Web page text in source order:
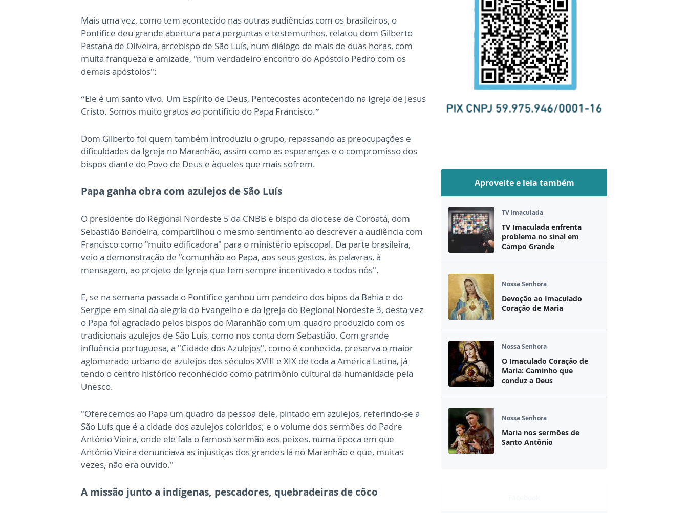
Mais uma vez, como tem acontecido nas outras audiências com os brasileiros, o
Pontífice deu grande abertura para perguntas e testemunhos, relatou dom Gilberto
Pastana de Oliveira, arcebispo de São Luís, num diálogo de mais de duas horas, com
muita franqueza e amizade, "num verdadeiro encontro do Apóstolo Pedro com os
demais apóstolos":
“Ele é um santo vivo. Um Espírito de Deus, Pentecostes acontecendo na Igreja de Jesus
Cristo. Somos muito gratos ao pontifício do Papa Francisco.”
Dom Gilberto foi quem também introduziu o grupo, repassando as preocupações e
dificuldades da Igreja no Maranhão, assim como as esperanças e o compromisso dos
bispos diante do Povo de Deus e àqueles que mais sofrem.
Papa ganha obra com azulejos de São Luís
O presidente do Regional Nordeste 5 da CNBB e bispo da diocese de Coroatá, dom
Sebastião Bandeira, compartilhou o mesmo sentimento ao descrever a audiência com
Francisco como "muito edificadora" para o ministério episcopal. Da parte brasileira,
veio a demonstração de "comunhão ao Papa, aos seus gestos, às palavras, à
mensagem, ao projeto de Igreja que tem sempre incentivado a todos nós".
E, se na semana passada o Pontífice ganhou um pandeiro dos bipos da Bahia e do
Sergipe em sinal da alegria do Evangelho e da Igreja do Regional Nordeste 3, desta vez
o Papa foi agraciado pelos bispos do Maranhão com um quadro produzido com os
tradicionais azulejos de São Luís, como nos conta dom Sebastião. Com grande
influência portuguesa, a "Cidade dos Azulejos", como é conhecida, preserva o maior
aglomerado urbano de azulejos dos séculos XVIII e XIX de toda a América Latina, já
tendo o centro histórico reconhecido como patrimônio cultural da humanidade pela
Unesco.
"Oferecemos ao Papa um quadro da pessoa dele, pintado em azulejos, referindo-se a
São Luís que é a cidade dos azulejos coloridos; e o volume dos sermões do Padre
António Vieira, onde ele fala o famoso sermão aos peixes, numa época em que
António Vieira denunciava as injustiças dos grandes lá no Maranhão e que, muitas
vezes, não era ouvido."
A missão junto a indígenas, pescadores, quebradeiras de côco
Aproveite e leia também
TV Imaculada
TV Imaculada enfrenta
problema no sinal em
Campo Grande
Nossa Senhora
Devoção ao Imaculado
Coração de Maria
Nossa Senhora
O Imaculado Coração de
Maria: Caminho que
conduz a Deus
Nossa Senhora
Maria nos sermões de
Santo Antônio